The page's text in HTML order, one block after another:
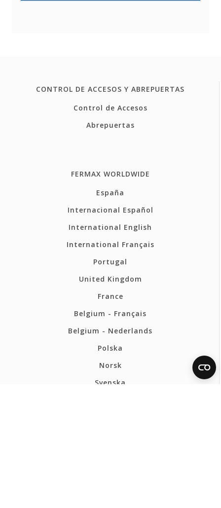
CONTROL DE ACCESOS Y ABREPUERTAS
Control de Accesos
Abrepuertas
FERMAX WORLDWIDE
España
Internacional Español
International English
International Français
Portugal
United Kingdom
France
Belgium - Français
Belgium - Nederlands
Polska
Norsk
Svenska